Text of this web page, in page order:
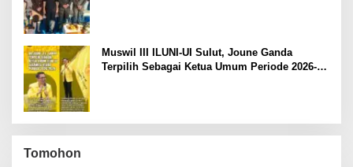
Muswil III ILUNI-UI Sulut, Joune Ganda
Terpilih Sebagai Ketua Umum Periode 2026-
Tomohon